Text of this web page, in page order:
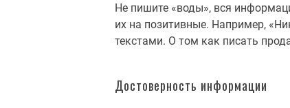
Не пишите «воды», вся
их на позитивные. Например,
текстами. О том как писать
Достоверность информации